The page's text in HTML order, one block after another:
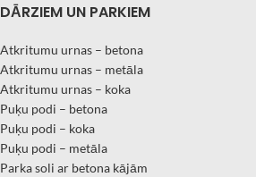
DĀRZIEM UN PARKIEM
Atkritumu urnas – betona
Atkritumu urnas – metāla
Atkritumu urnas – koka
Puķu podi – betona
Puķu podi – koka
Puķu podi – metāla
Parka soli ar betona kājām